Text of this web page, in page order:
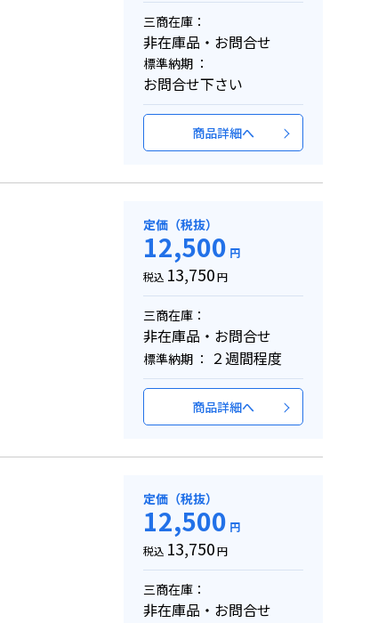
三商在庫：
非在庫品・お問合せ
標準納期 ：
お問合せ下さい
商品詳細へ
定価（税抜）
12,500 円
税込 13,750円
三商在庫：
非在庫品・お問合せ
標準納期 ： ２週間程度
商品詳細へ
定価（税抜）
12,500 円
税込 13,750円
三商在庫：
非在庫品・お問合せ